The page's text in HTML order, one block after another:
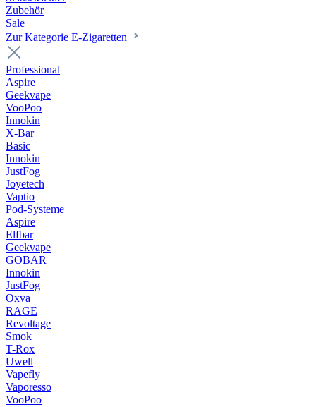
Zubehör
Sale
Zur Kategorie E-Zigaretten
Professional
Aspire
Geekvape
VooPoo
Innokin
X-Bar
Basic
Innokin
JustFog
Joyetech
Vaptio
Pod-Systeme
Aspire
Elfbar
Geekvape
GOBAR
Innokin
JustFog
Oxva
RAGE
Revoltage
Smok
T-Rox
Uwell
Vapefly
Vaporesso
VooPoo